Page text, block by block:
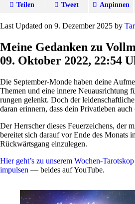
Teilen Tweet Anpinnen
Last Updated on 9. Dezember 2025 by
Meine Gedanken zu
09. Oktober 2022, 22:54
Die Sep­tember-Monde haben deine
Themen und eine innere Neu­aus­rich­tung
rungen gelenkt. Doch der
daran erin­nern, dass dein Pri­vat­leben
Der Herr­scher dieses Feu­er­zei­chens, der
bereitet sich darauf vor Ende des Monats
Rück­wärts­gang einzulegen.
Hier geht’s zu unserem Wochen-Tarot­skop
im­pulsen — beides auf YouTube.